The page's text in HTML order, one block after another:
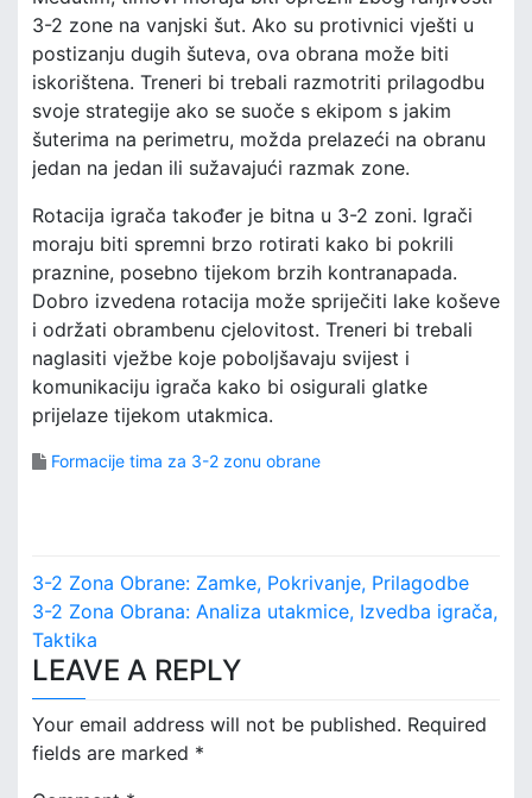
3-2 zone na vanjski šut. Ako su protivnici vješti u
postizanju dugih šuteva, ova obrana može biti
iskorištena. Treneri bi trebali razmotriti prilagodbu
svoje strategije ako se suoče s ekipom s jakim
šuterima na perimetru, možda prelazeći na obranu
jedan na jedan ili sužavajući razmak zone.
Rotacija igrača također je bitna u 3-2 zoni. Igrači
moraju biti spremni brzo rotirati kako bi pokrili
praznine, posebno tijekom brzih kontranapada.
Dobro izvedena rotacija može spriječiti lake koševe
i održati obrambenu cjelovitost. Treneri bi trebali
naglasiti vježbe koje poboljšavaju svijest i
komunikaciju igrača kako bi osigurali glatke
prijelaze tijekom utakmica.
Formacije tima za 3-2 zonu obrane
P
o
s
t
n
3-2 Zona Obrane: Zamke, Pokrivanje, Prilagodbe
3-2 Zona Obrana: Analiza utakmice, Izvedba igrača,
Taktika
LEAVE A REPLY
Your email address will not be published. Required
fields are marked *